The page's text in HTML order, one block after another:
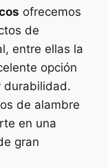
ofrecemos
de
entre ellas la
opción
durabilidad.
de alambre
en una
gran